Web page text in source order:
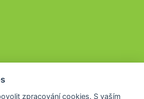
zpracování cookies. S vaším